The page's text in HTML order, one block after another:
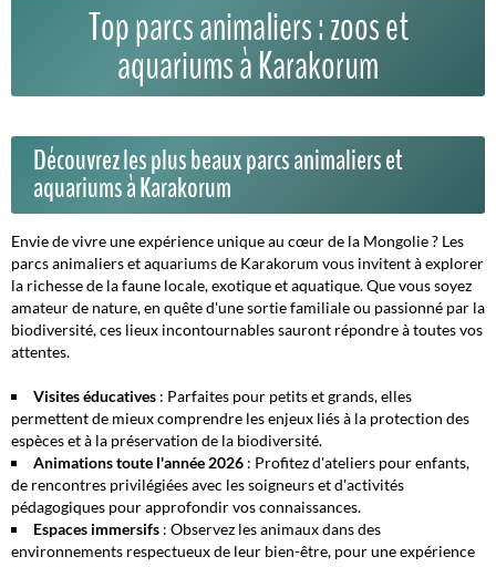
Top parcs animaliers : zoos et
aquariums à Karakorum
Découvrez les plus beaux parcs animaliers et
aquariums à Karakorum
Envie de vivre une expérience unique au cœur de la Mongolie ? Les
parcs animaliers et aquariums de Karakorum vous invitent à explorer
la richesse de la faune locale, exotique et aquatique. Que vous soyez
amateur de nature, en quête d'une sortie familiale ou passionné par la
biodiversité, ces lieux incontournables sauront répondre à toutes vos
attentes.
Visites éducatives : Parfaites pour petits et grands, elles
permettent de mieux comprendre les enjeux liés à la protection des
espèces et à la préservation de la biodiversité.
Animations toute l'année 2026 : Profitez d'ateliers pour enfants,
de rencontres privilégiées avec les soigneurs et d'activités
pédagogiques pour approfondir vos connaissances.
Espaces immersifs : Observez les animaux dans des
environnements respectueux de leur bien-être, pour une expérience